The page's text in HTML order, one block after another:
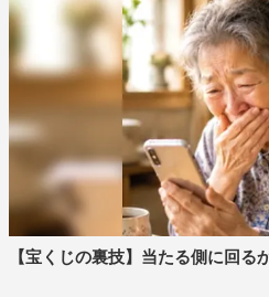
また、三太郎CMで一寸法師
曲について「初めてのレコーデ
ですが、どんどん歌うにつれて
持ちよくなってきちゃいました
自分から“もう１回行かせてく
して、楽しかったです」とレ
た「普段はロックをカラオケで
レシピ』のほうが自分のノリ
よかったです」と語った。
【宝くじの裏技】当たる側に回る